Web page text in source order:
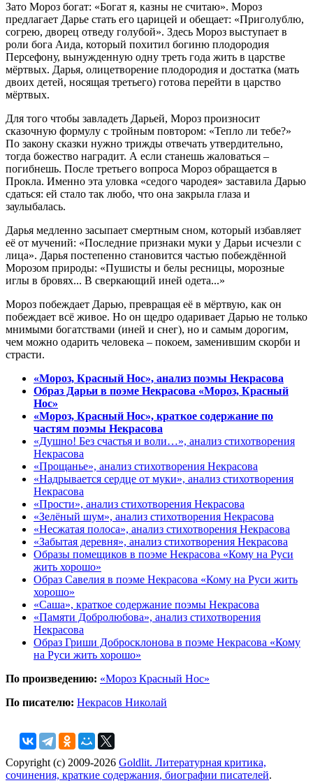
Зато Мороз богат: «Богат я, казны не считаю». Мороз
предлагает Дарье стать его царицей и обещает: «Приголублю,
согрею, дворец отведу голубой». Здесь Мороз выступает в
роли бога Аида, который похитил богиню плодородия
Персефону, вынужденную одну треть года жить в царстве
мёртвых. Дарья, олицетворение плодородия и достатка (мать
двоих детей, носящая третьего) готова перейти в царство
мёртвых.
Для того чтобы завладеть Дарьей, Мороз произносит
сказочную формулу с тройным повтором: «Тепло ли тебе?»
По закону сказки нужно трижды отвечать утвердительно,
тогда божество наградит. А если станешь жаловаться –
погибнешь. После третьего вопроса Мороз обращается в
Прокла. Именно эта уловка «седого чародея» заставила Дарью
сдаться: ей стало так любо, что она закрыла глаза и
заулыбалась.
Дарья медленно засыпает смертным сном, который избавляет
её от мучений: «Последние признаки муки у Дарьи исчезли с
лица». Дарья постепенно становится частью побеждённой
Морозом природы: «Пушисты и белы ресницы, морозные
иглы в бровях... В сверкающий иней одета...»
Мороз побеждает Дарью, превращая её в мёртвую, как он
побеждает всё живое. Но он щедро одаривает Дарью не только
мнимыми богатствами (иней и снег), но и самым дорогим,
чем можно одарить человека – покоем, заменившим скорби и
страсти.
«Мороз, Красный Нос», анализ поэмы Некрасова
Образ Дарьи в поэме Некрасова «Мороз, Красный
Нос»
«Мороз, Красный Нос», краткое содержание по
частям поэмы Некрасова
«Душно! Без счастья и воли…», анализ стихотворения
Некрасова
«Прощанье», анализ стихотворения Некрасова
«Надрывается сердце от муки», анализ стихотворения
Некрасова
«Прости», анализ стихотворения Некрасова
«Зелёный шум», анализ стихотворения Некрасова
«Несжатая полоса», анализ стихотворения Некрасова
«Забытая деревня», анализ стихотворения Некрасова
Образы помещиков в поэме Некрасова «Кому на Руси
жить хорошо»
Образ Савелия в поэме Некрасова «Кому на Руси жить
хорошо»
«Саша», краткое содержание поэмы Некрасова
«Памяти Добролюбова», анализ стихотворения
Некрасова
Образ Гриши Добросклонова в поэме Некрасова «Кому
на Руси жить хорошо»
По произведению: «Мороз Красный Нос»
По писателю: Некрасов Николай
Copyright (c) 2009-2026 Goldlit. Литературная критика,
сочинения, краткие содержания, биографии писателей.